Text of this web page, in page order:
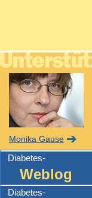
Monika Gause
Diabetes-
Weblog
Diabetes-